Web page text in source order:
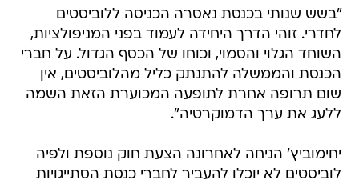
"בשש שנותי בכנסת נאסרה הכניסה ללוביסטים
לחדרי. זוהי הדרך היחידה לעמוד בפני המניפולציות,
השוחד הגלוי והסמוי, וכוחו של הכסף הגדול. על חברי
הכנסת והממשלה להתנתק כליל מהלוביסטים, אין
שום תרופה אחרת לתופעה המכוערת הזאת השמה
ללעג את ערך הדמוקרטיה".
יחימוביץ' הניחה לאחרונה הצעת חוק נוספת ולפיה
לוביסטים לא יוכלו להעביר לחברי כנסת הסתייגויות